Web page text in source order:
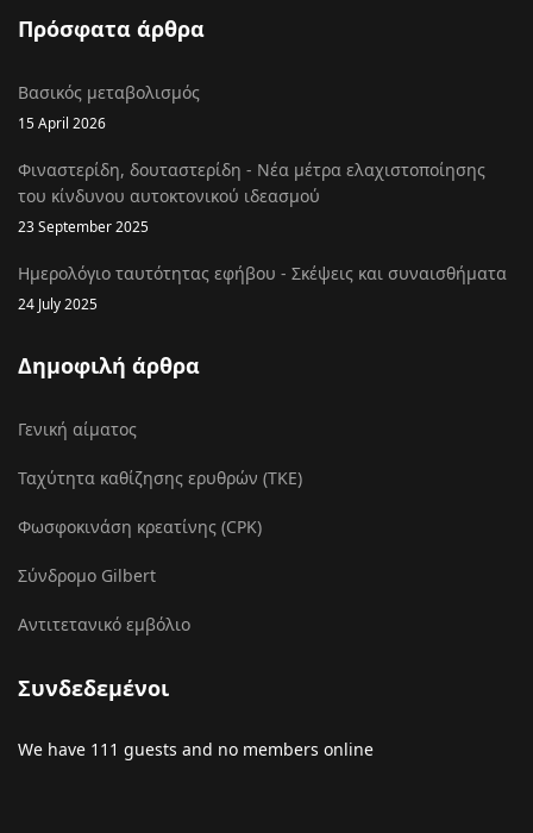
Πρόσφατα άρθρα
Βασικός μεταβολισμός
15 April 2026
Φιναστερίδη, δουταστερίδη - Νέα μέτρα ελαχιστοποίησης
του κίνδυνου αυτοκτονικού ιδεασμού
23 September 2025
Ημερολόγιο ταυτότητας εφήβου - Σκέψεις και συναισθήματα
24 July 2025
Δημοφιλή άρθρα
Γενική αίματος
Ταχύτητα καθίζησης ερυθρών (ΤΚΕ)
Φωσφοκινάση κρεατίνης (CPK)
Σύνδρομο Gilbert
Αντιτετανικό εμβόλιο
Συνδεδεμένοι
We have 111 guests and no members online